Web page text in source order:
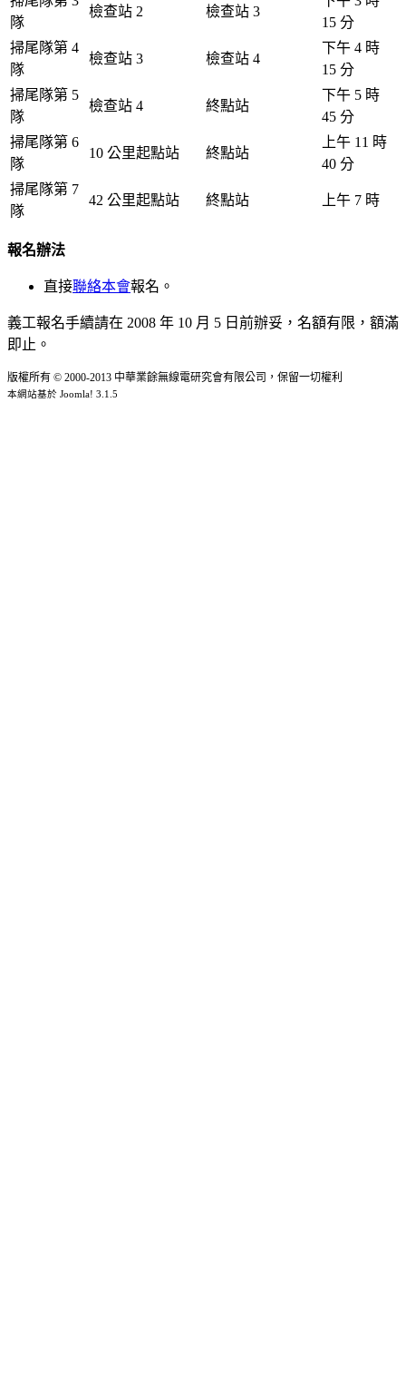
隊
檢查站 2 檢查站 3
15 分
掃尾隊第 4
隊
檢查站 3 檢查站 4
下午 4 時
15 分
掃尾隊第 5
隊
檢查站 4 終點站
下午 5 時
45 分
掃尾隊第 6
隊
10 公里起點站 終點站
上午 11 時
40 分
掃尾隊第 7
隊
42 公里起點站 終點站 上午 7 時
報名辦法
直接聯絡本會報名。
義工報名手續請在 2008 年 10 月 5 日前辦妥，名額有限，額滿
即止。
版權所有 © 2000-2013 中華業餘無線電研究會有限公司，保留一切權利
本網站基於 Joomla! 3.1.5